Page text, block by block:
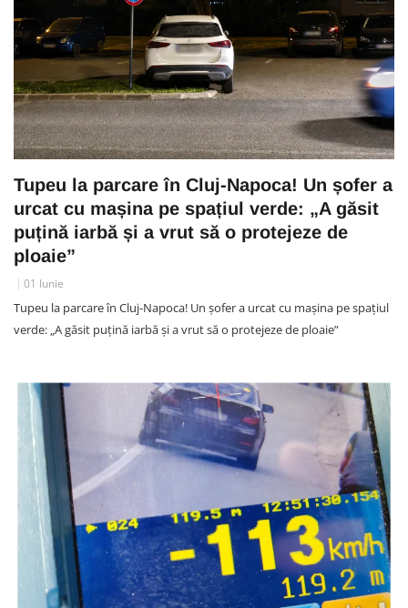
Tupeu la parcare în Cluj-Napoca! Un șofer a
urcat cu mașina pe spațiul verde: „A găsit
puțină iarbă și a vrut să o protejeze de
ploaie”
01 Iunie
Tupeu la parcare în Cluj-Napoca! Un șofer a urcat cu mașina pe spațiul
verde: „A găsit puțină iarbă și a vrut să o protejeze de ploaie”